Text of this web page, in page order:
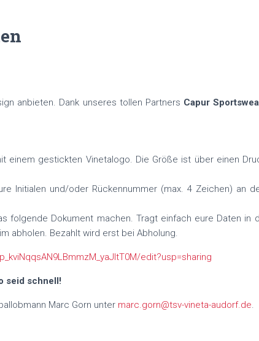
anbieten. Dank unseres tollen Partners Capur
gestickten Vinetalogo. Die Größe ist über einen
Initialen und/oder Rückennummer (max. 4 Zeichen) an
folgende Dokument machen. Tragt einfach eure Daten in
abholen. Bezahlt wird erst bei Abholung.
edit?usp=sharing
seid schnell!
Marc Gorn unter marc.gorn@tsv-vineta-audorf.de.